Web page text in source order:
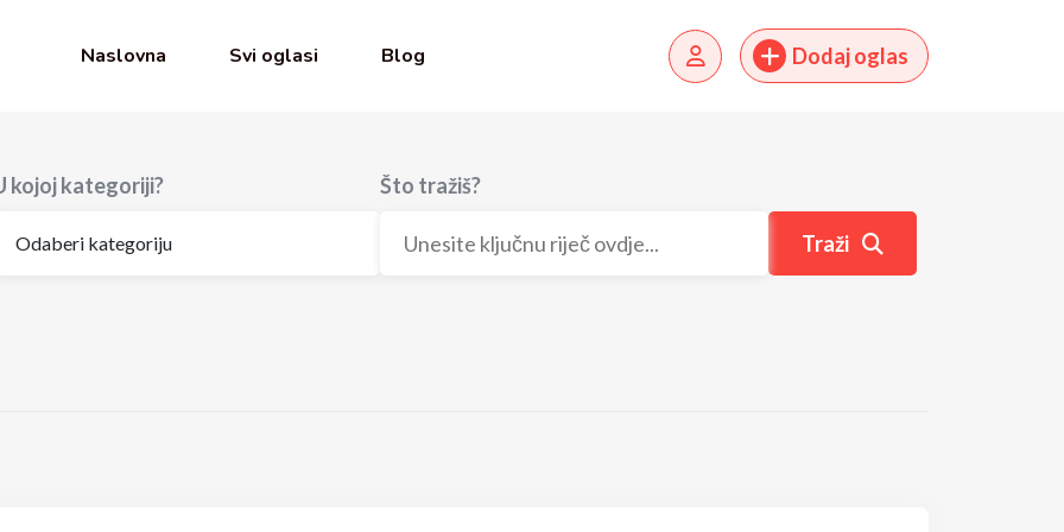
Naslovna Svi oglasi Blog Dodaj oglas
kojoj kategoriji? Što tražiš?
Traži